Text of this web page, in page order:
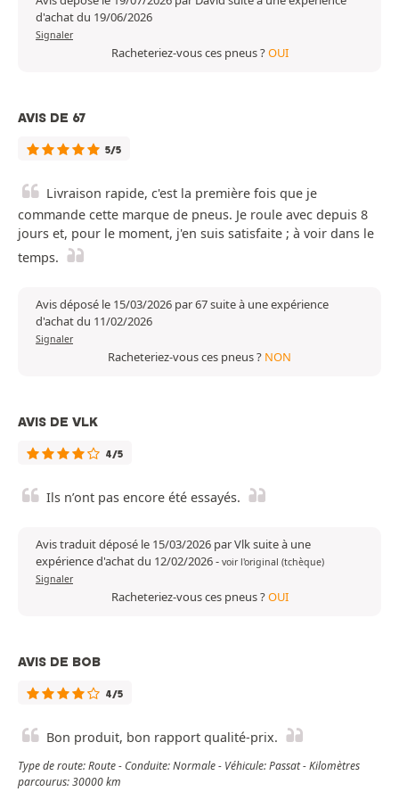
d'achat du 19/06/2026
Signaler
Racheteriez-vous ces pneus ?OUI
AVIS DE 67
5/5
Livraison rapide, c'est la première fois que je
commande cette marque de pneus. Je roule avec depuis 8
jours et, pour le moment, j'en suis satisfaite ; à voir dans le
temps.
Avis déposé le 15/03/2026 par 67 suite à une expérience
d'achat du 11/02/2026
Signaler
Racheteriez-vous ces pneus ? NON
AVIS DE VLK
4/5
Ils n’ont pas encore été essayés.
Avis traduit déposé le 15/03/2026 par Vlk suite à une
expérience d'achat du 12/02/2026- voir l'original (tchèque)
Signaler
Racheteriez-vous ces pneus ?OUI
AVIS DE BOB
4/5
Bon produit, bon rapport qualité-prix.
Type de route: Route - Conduite: Normale - Véhicule: Passat - Kilomètres
parcourus: 30000 km